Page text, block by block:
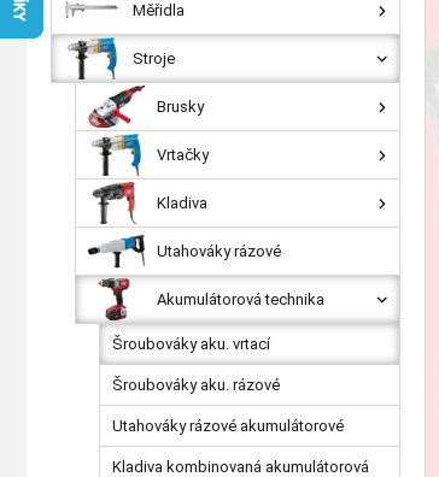
Měřidla
Stroje
Brusky
Vrtačky
Kladiva
Utahováky rázové
Akumulátorová technika
Šroubováky aku. vrtací
Šroubováky aku. rázové
Utahováky rázové akumulátorové
Kladiva kombinovaná akumulátorová